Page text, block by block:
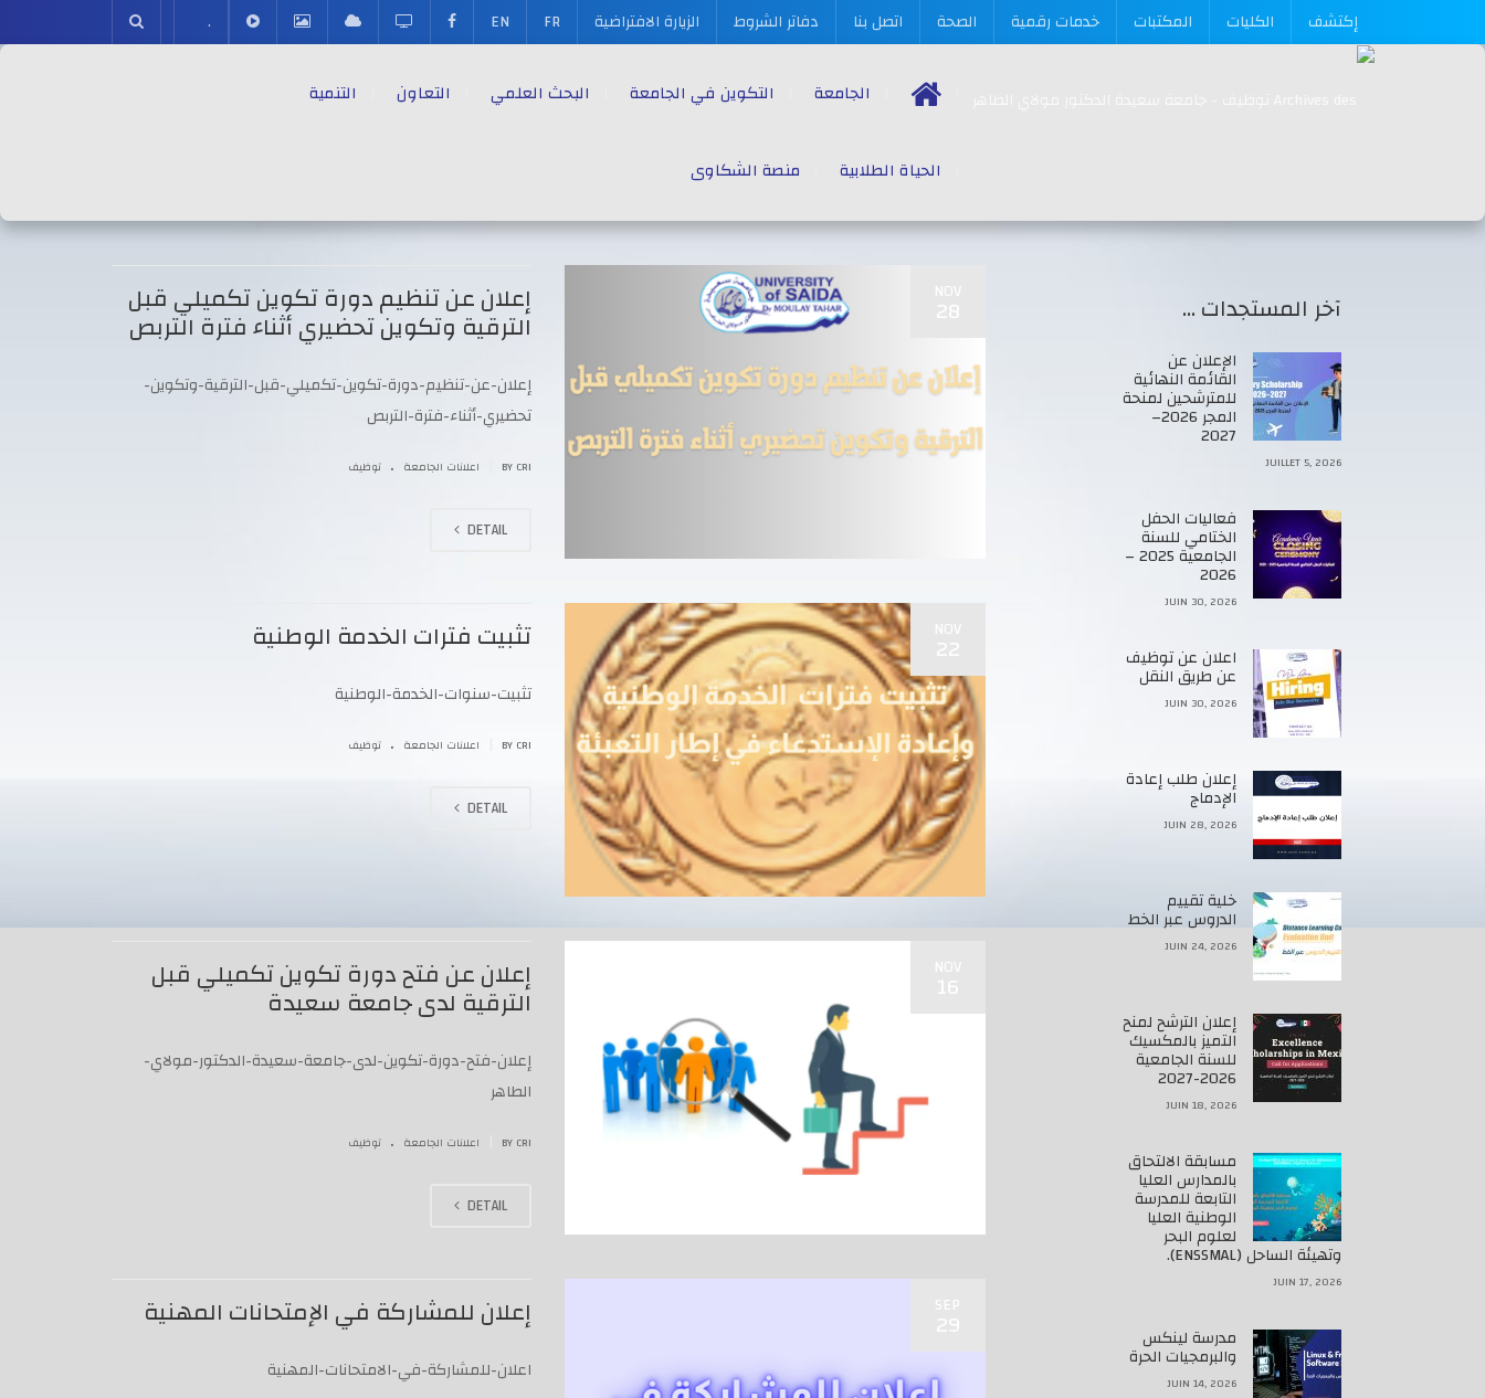
إكتشف الكليات المكتبات خدمات رقمية الصحة اتصل بنا دفاتر الشروط الزيارة الافتراضية FR
EN
.
الجامعة التكوين في الجامعة البحث العلمي التعاون التنمية
الحياة الطلابية منصة الشكاوى
NOV
28 إعلان عن تنظيم دورة تكوين تكميلي قبل
الترقية وتكوين تحضيري أثناء فترة التربص
إعلان-عن-تنظيم-دورة-تكوين-تكميلي-قبل-الترقية-وتكوين-
تحضيري-أثناء-فترة-التربص
BY CRI اعلانات الجامعة . توظيف
DETAIL
NOV
22 تثبيت فترات الخدمة الوطنية
تثبيت-سنوات-الخدمة-الوطنية
BY CRI اعلانات الجامعة . توظيف
DETAIL
NOV
16 إعلان عن فتح دورة تكوين تكميلي قبل
الترقية لدى جامعة سعيدة
إعلان-فتح-دورة-تكوين-لدى-جامعة-سعيدة-الدكتور-مولاي-
الطاهر
BY CRI اعلانات الجامعة . توظيف
DETAIL
SEP
29 إعلان للمشاركة في الإمتحانات المهنية
اعلان-للمشاركة-في-الامتحانات-المهنية
آخر المستجدات …
الإعلان عن
القائمة النهائية
للمترشحين لمنحة
المجر 2026–
2027
JUILLET 5, 2026
فعاليات الحفل
الختامي للسنة
الجامعية 2025 –
2026
JUIN 30, 2026
اعلان عن توظيف
عن طريق النقل
JUIN 30, 2026
إعلان طلب إعادة
الإدماج
JUIN 28, 2026
خلية تقييم
الدروس عبر الخط
JUIN 24, 2026
إعلان الترشح لمنح
التميز بالمكسيك
للسنة الجامعية
2026-2027
JUIN 18, 2026
مسابقة الالتحاق
بالمدارس العليا
التابعة للمدرسة
الوطنية العليا
لعلوم البحر
وتهيئة الساحل (ENSSMAL).
JUIN 17, 2026
مدرسة لينكس
والبرمجيات الحرة
JUIN 14, 2026